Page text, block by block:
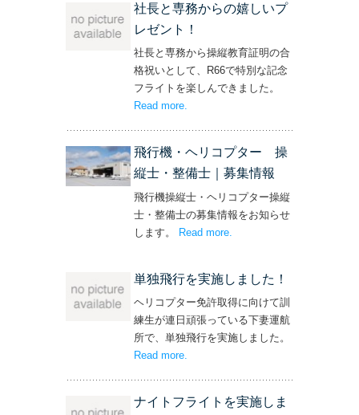
社長と専務からの嬉しいプ
レゼント！
社長と専務から操縦教育証明の合
格祝いとして、R66で特別な記念
フライトを楽しんできました。
Read more– ‘社長と専務からの嬉しいプレゼン
.
飛行機・ヘリコプター 操
縦士・整備士｜募集情報
飛行機操縦士・ヘリコプター操縦
士・整備士の募集情報をお知らせ
します。
Read more
単独飛行を実施しました！
ヘリコプター免許取得に向けて訓
練生が連日頑張っている下妻運航
所で、単独飛行を実施しました。
Read more– ‘単独飛行を実施しました！’
.
ナイトフライトを実施しま